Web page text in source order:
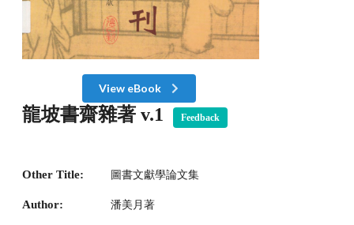
View eBook
龍坡書齋雜著 v.1 Feedback
Other Title: 圖書文獻學論文集
Author: 潘美月著